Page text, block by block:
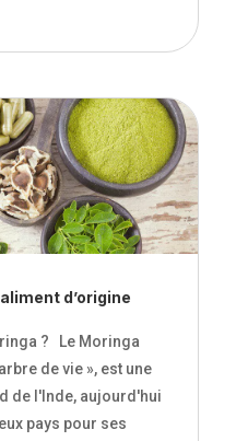
d’origine
? Le Moringa
de vie », est une
de l'Inde, aujourd'hui
pays pour ses